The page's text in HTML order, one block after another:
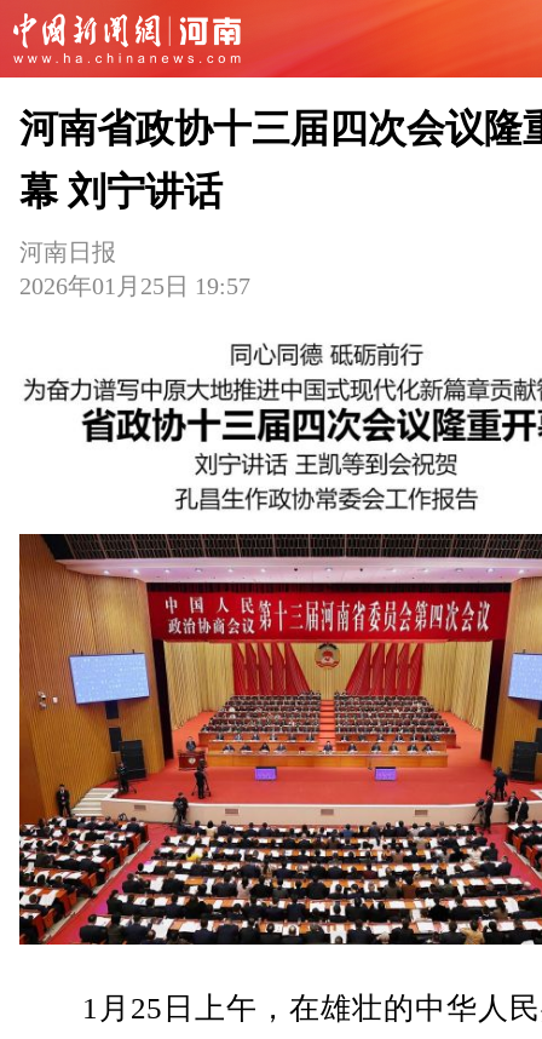
河南省政协十三届四次会议隆
幕 刘宁讲话
河南日报
2026年01月25日 19:57
1月25日上午，在雄壮的中华人民